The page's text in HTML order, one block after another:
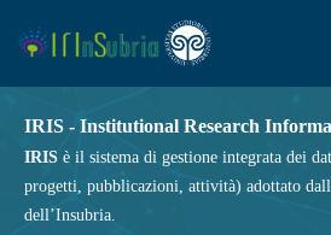
IRIS - Institutional Research
IRIS è il sistema di gestione integrata dei
progetti, pubblicazioni, attività) adottato
dell’Insubria.